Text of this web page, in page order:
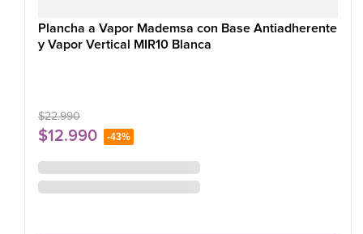
Plancha a Vapor Mademsa con Base Antiadherente
y Vapor Vertical MIR10 Blanca
$22.990
$12.990 -43%